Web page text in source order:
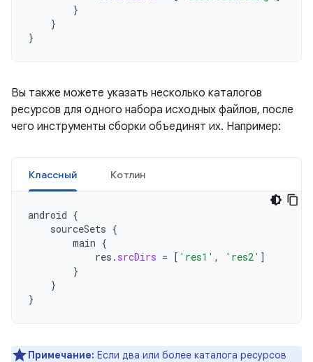
}
}
}
Вы также можете указать несколько каталогов
ресурсов для одного набора исходных файлов, после
чего инструменты сборки объединят их. Например:
Классный Котлин
android {
sourceSets {
main {
res . srcDirs = [ 'res1' , 'res2' ]
}
}
}
Примечание: Если два или более каталога ресурсов